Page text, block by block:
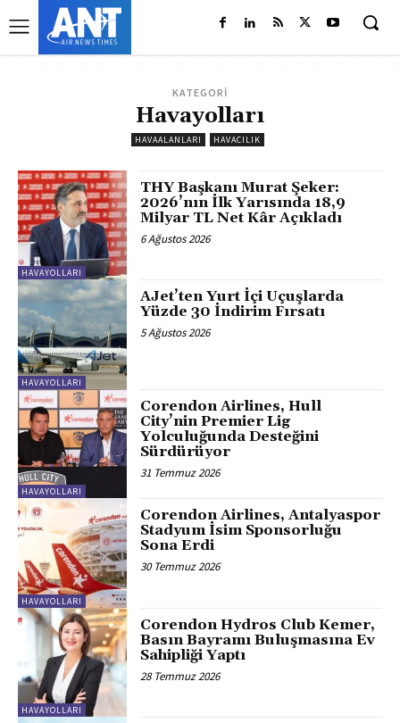
KATEGORİ
Havayolları
HAVAALANLARI HAVACILIK
HAVAYOLLARI
THY Başkanı Murat Şeker:
2026’nın İlk Yarısında 18,9
Milyar TL Net Kâr Açıkladı
6 Ağustos 2026
HAVAYOLLARI
AJet’ten Yurt İçi Uçuşlarda
Yüzde 30 İndirim Fırsatı
5 Ağustos 2026
HAVAYOLLARI
Corendon Airlines, Hull
City’nin Premier Lig
Yolculuğunda Desteğini
Sürdürüyor
31 Temmuz 2026
HAVAYOLLARI
Corendon Airlines, Antalyaspor
Stadyum İsim Sponsorluğu
Sona Erdi
30 Temmuz 2026
HAVAYOLLARI
Corendon Hydros Club Kemer,
Basın Bayramı Buluşmasına Ev
Sahipliği Yaptı
28 Temmuz 2026